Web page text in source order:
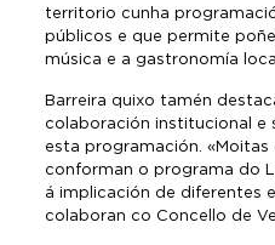
territorio cunha
públicos e que permite
música e a gastronomía
Barreira quixo tamén
colaboración institucional e
esta programación.
conforman o programa do
á implicación de diferentes
colaboran co Concello de